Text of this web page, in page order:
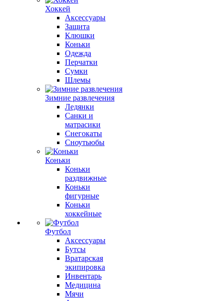
Хоккей
Аксессуары
Защита
Клюшки
Коньки
Одежда
Перчатки
Сумки
Шлемы
Зимние развлечения
Ледянки
Санки и
матрасики
Снегокаты
Сноутьюбы
Коньки
Коньки
раздвижные
Коньки
фигурные
Коньки
хоккейные
Футбол
Аксессуары
Бутсы
Вратарская
экипировка
Инвентарь
Медицина
Мячи